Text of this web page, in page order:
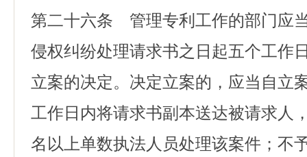
第二十六条 管理专利工作的部门应
侵权纠纷处理请求书之日起五个工作
立案的决定。决定立案的，应当自立
工作日内将请求书副本送达被请求人
名以上单数执法人员处理该案件；不